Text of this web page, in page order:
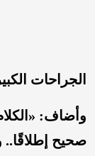
الجراحات
وأضاف:
صحيح